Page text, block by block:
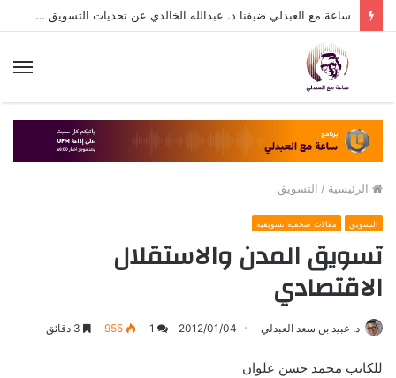
ساعة مع العبدلي ضيفنا د. عبدالله الخالدي عن تحديات التسويق في القطاع الثالث مع د. عبيد العبدلي
الرئيسية / التسويق
التسويق مقالات صحفية تسويقية
تسويق المدن والاستقلال
الاقتصادي
د. عبيد بن سعد العبدلي 2012/01/04
1
955
للكاتب محمد حسن علوان